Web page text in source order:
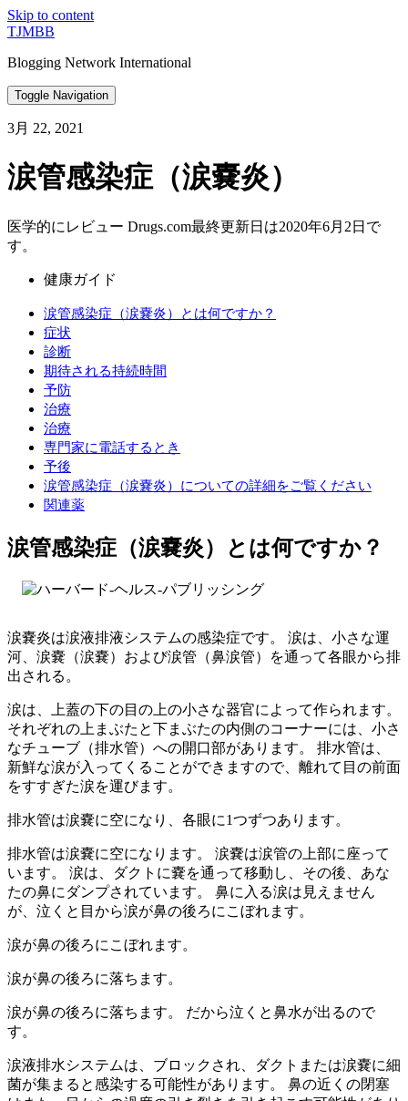
Skip to content
TJMBB
Blogging Network International
Toggle Navigation
3月 22, 2021
涙管感染症（涙嚢炎）
医学的にレビュー Drugs.com最終更新日は2020年6月2日で
す。
健康ガイド
涙管感染症（涙嚢炎）とは何ですか？
症状
診断
期待される持続時間
予防
治療
治療
専門家に電話するとき
予後
涙管感染症（涙嚢炎）についての詳細をご覧ください
関連薬
涙管感染症（涙嚢炎）とは何ですか？
涙嚢炎は涙液排液システムの感染症です。 涙は、小さな運
河、涙嚢（涙嚢）および涙管（鼻涙管）を通って各眼から排
出される。
涙は、上蓋の下の目の上の小さな器官によって作られます。
それぞれの上まぶたと下まぶたの内側のコーナーには、小さ
なチューブ（排水管）への開口部があります。 排水管は、
新鮮な涙が入ってくることができますので、離れて目の前面
をすすぎた涙を運びます。
排水管は涙嚢に空になり、各眼に1つずつあります。
排水管は涙嚢に空になります。 涙嚢は涙管の上部に座って
います。 涙は、ダクトに嚢を通って移動し、その後、あな
たの鼻にダンプされています。 鼻に入る涙は見えません
が、泣くと目から涙が鼻の後ろにこぼれます。
涙が鼻の後ろにこぼれます。
涙が鼻の後ろに落ちます。
涙が鼻の後ろに落ちます。 だから泣くと鼻水が出るので
す。
涙液排水システムは、ブロックされ、ダクトまたは涙嚢に細
菌が集まると感染する可能性があります。 鼻の近くの閉塞